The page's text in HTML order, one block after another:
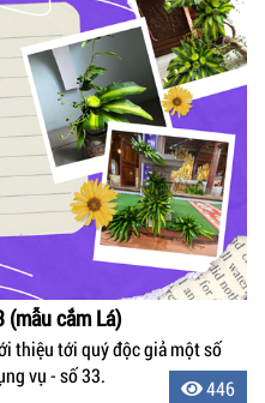
(mẫu cắm Lá)
thiệu tới quý độc giả một số
vụ - số 33.
446